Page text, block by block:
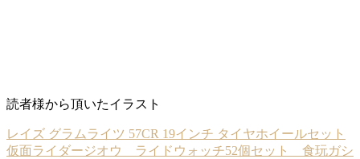
読者様から頂いたイラスト
レイズ グラムライツ 57CR 19インチ タイヤホイールセット
仮面ライダージオウ ライドウォッチ52個セット 食玩ガシ